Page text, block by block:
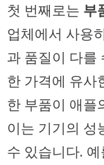
첫 번째로는 부
업체에서 사용
과 품질이 다를
한 가격에 유사
한 부품이 애플
이는 기기의 성
수 있습니다.